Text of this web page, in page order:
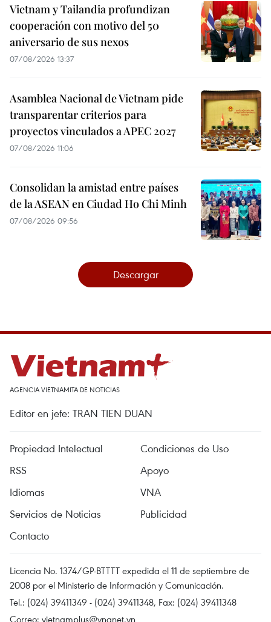
Vietnam y Tailandia profundizan
cooperación con motivo del 50
aniversario de sus nexos
07/08/2026 13:37
Asamblea Nacional de Vietnam pide
transparentar criterios para
proyectos vinculados a APEC 2027
07/08/2026 11:06
Consolidan la amistad entre países
de la ASEAN en Ciudad Ho Chi Minh
07/08/2026 09:56
Descargar
AGENCIA VIETNAMITA DE NOTICIAS
Editor en jefe: TRAN TIEN DUAN
Propiedad Intelectual
Condiciones de Uso
RSS
Apoyo
Idiomas
VNA
Servicios de Noticias
Publicidad
Contacto
Licencia No. 1374/GP-BTTTT expedida el 11 de septiembre de
2008 por el Ministerio de Información y Comunicación.
Tel.: (024) 39411349 - (024) 39411348, Fax: (024) 39411348
Correo: vietnamplus@vnanet.vn